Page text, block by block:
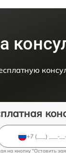
на кнопку "Оставить